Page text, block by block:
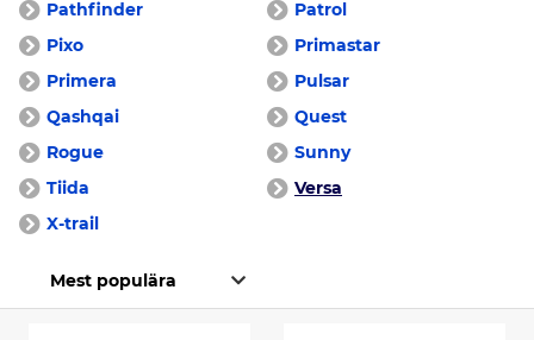
Pathfinder
Patrol
Pixo
Primastar
Primera
Pulsar
Qashqai
Quest
Rogue
Sunny
Tiida
Versa
X-trail